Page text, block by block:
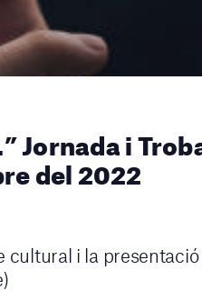
Jornada i
del 2022
cultural i la